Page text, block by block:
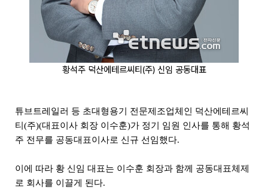
황석주 덕산에테르씨티(주) 신임 공동대표
튜브트레일러 등 초대형용기 전문제조업체인 덕산에테르씨
티(주)(대표이사 회장 이수훈)가 정기 임원 인사를 통해 황석
주 전무를 공동대표이사로 신규 선임했다.
이에 따라 황 신임 대표는 이수훈 회장과 함께 공동대표체제
로 회사를 이끌게 된다.